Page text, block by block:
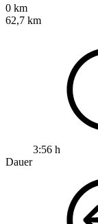
0 km
62,7 km
3:56 h
Dauer